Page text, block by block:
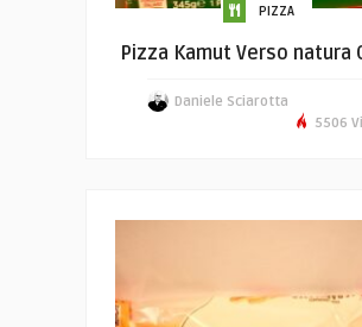
PIZZA
Pizza Kamut Verso natura
Daniele Sciarotta
5506